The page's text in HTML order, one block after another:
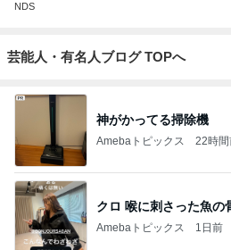
NDS
芸能人・有名人ブログ TOPへ
神がかってる掃除機
Amebaトピックス 22時間
クロ 喉に刺さった魚の
Amebaトピックス 1日前